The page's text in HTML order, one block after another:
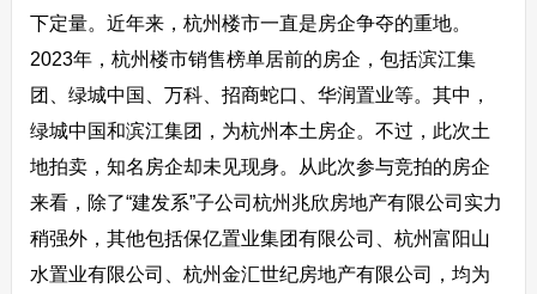
下定量。近年来，杭州楼市一直是房企争夺的重地。
2023年，杭州楼市销售榜单居前的房企，包括滨江集
团、绿城中国、万科、招商蛇口、华润置业等。其中，
绿城中国和滨江集团，为杭州本土房企。不过，此次土
地拍卖，知名房企却未见现身。从此次参与竞拍的房企
来看，除了“建发系”子公司杭州兆欣房地产有限公司实力
稍强外，其他包括保亿置业集团有限公司、杭州富阳山
水置业有限公司、杭州金汇世纪房地产有限公司，均为